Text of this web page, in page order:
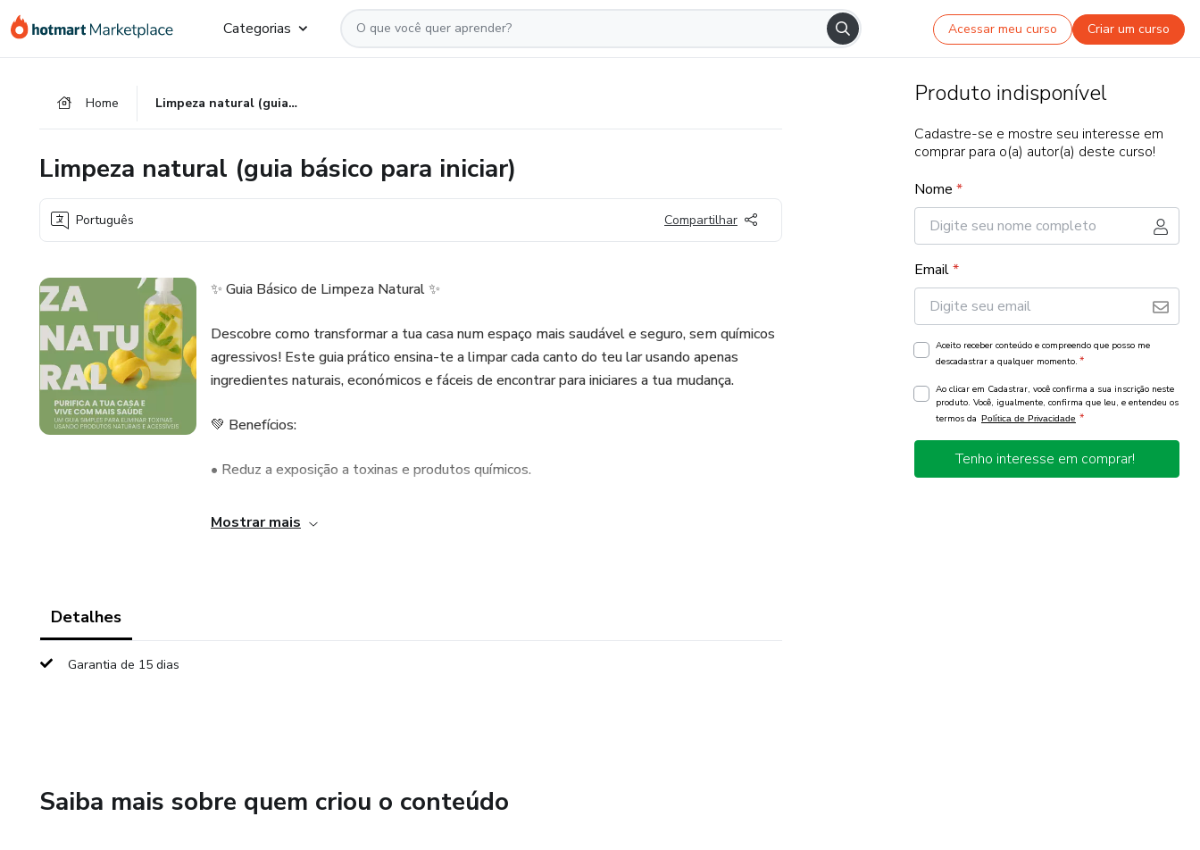
para
para
para
Categorias Acessar meu curso Criar um curso
Home Limpeza natural (guia básico para iniciar)
Limpeza natural (guia básico para iniciar)
Português Compartilhar
✨ Guia Básico de Limpeza Natural ✨
Descobre como transformar a tua casa num espaço mais saudável e seguro, sem químicos
agressivos! Este guia prático ensina-te a limpar cada canto do teu lar usando apenas
ingredientes naturais, económicos e fáceis de encontrar para iniciares a tua mudança.
💚 Benefícios:
• Reduz a exposição a toxinas e produtos químicos.
• Poupa dinheiro com soluções caseiras simples.
Mostrar mais
Detalhes
Garantia de 15 dias
Saiba mais sobre quem criou o conteúdo
Produto indisponível
Cadastre-se e mostre seu interesse em
comprar para o(a) autor(a) deste curso!
Nome *
Email*
Aceito receber conteúdo e compreendo que posso me
descadastrar a qualquer momento. *
Ao clicar em Cadastrar, você confirma a sua inscrição neste
produto. Você, igualmente, confirma que leu, e entendeu os
termos da Política de Privacidade *
Tenho interesse em comprar!